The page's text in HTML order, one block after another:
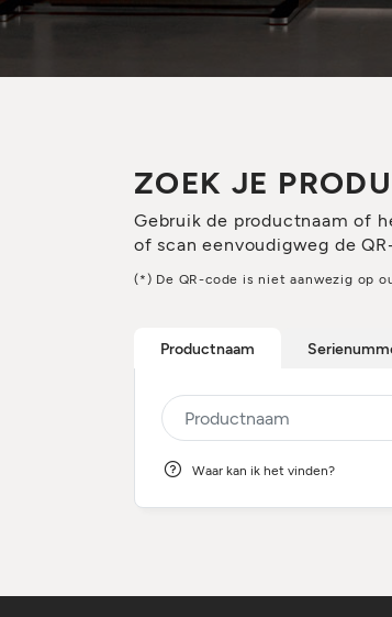
ZOEK JE
Gebruik de productnaam of
of scan eenvoudigweg de
(*) De QR-code is niet aanwezig op
Productnaam
Waar kan ik het vinden?